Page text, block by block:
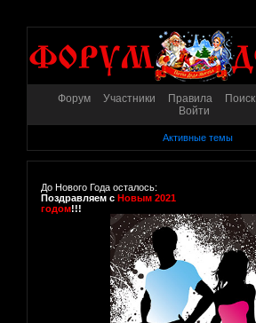
Форум Участники Правила Поиск
Войти
Активные темы
До Нового Года осталось:
Поздравляем с Новым 2021
годом!!!